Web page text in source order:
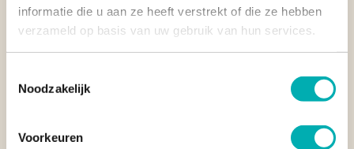
informatie die u aan ze heeft verstrekt of die ze hebben
verzameld op basis van uw gebruik van hun services.
Noodzakelijk
Voorkeuren
8. WILDERNESS BISATA LODGE | RWANDA